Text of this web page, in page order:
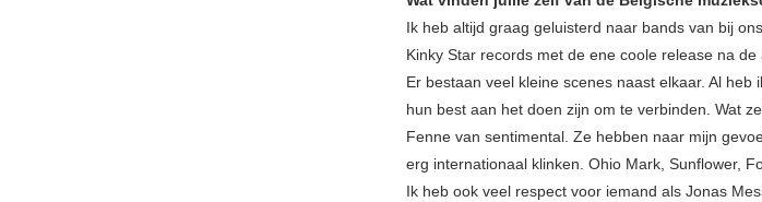
Ik heb altijd graag geluisterd naar bands van bij
Kinky Star records met de ene coole release na
Er bestaan veel kleine scenes naast elkaar. Al
hun best aan het doen zijn om te verbinden. Wat
Fenne van sentimental. Ze hebben naar mijn
erg internationaal klinken. Ohio Mark, Sunflower,
Ik heb ook veel respect voor iemand als Jonas